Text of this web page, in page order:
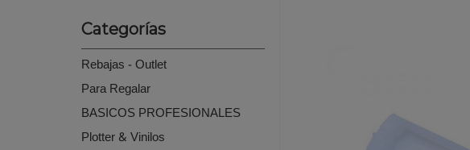
Categorías
Rebajas - Outlet
Para Regalar
BASICOS PROFESIONALES
Plotter & Vinilos